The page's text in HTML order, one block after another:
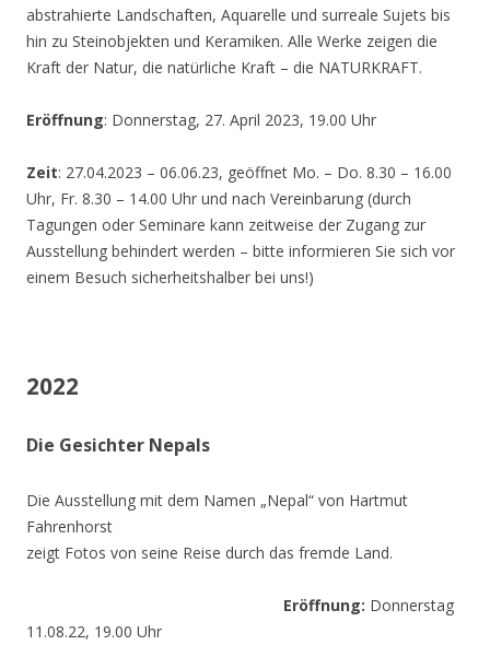
abstrahierte Landschaften, Aquarelle und surreale Sujets bis
hin zu Steinobjekten und Keramiken. Alle Werke zeigen die
Kraft der Natur, die natürliche Kraft – die NATURKRAFT.
Eröffnung: Donnerstag, 27. April 2023, 19.00 Uhr
Zeit: 27.04.2023 – 06.06.23, geöffnet Mo. – Do. 8.30 – 16.00
Uhr, Fr. 8.30 – 14.00 Uhr und nach Vereinbarung (durch
Tagungen oder Seminare kann zeitweise der Zugang zur
Ausstellung behindert werden – bitte informieren Sie sich vor
einem Besuch sicherheitshalber bei uns!)
2022
Die Gesichter Nepals
Die Ausstellung mit dem Namen „Nepal“ von Hartmut
Fahrenhorst
zeigt Fotos von seine Reise durch das fremde Land.
Eröffnung: Donnerstag
11.08.22, 19.00 Uhr